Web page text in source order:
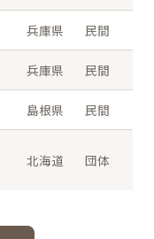
兵庫県 民間
兵庫県 民間
島根県 民間
北海道 団体